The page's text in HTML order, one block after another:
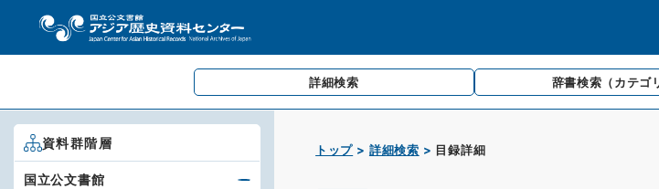
詳細検索 辞書検索 （カテゴ
トップ 詳細検索 目録詳細
資料群階層
国立公文書館